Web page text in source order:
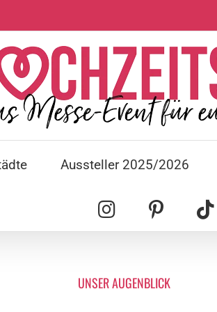
Aussteller 2025/2026
UNSER AUGENBLICK